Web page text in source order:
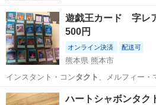
遊戯王カード 字レ
500円
オンライン決済 配送可
熊本県 熊本市
インスタント・コンタクト
、メルフィー
タクト×2 ・現世離レ…
熊本 熊本市 カードゲーム カー
ハートシャボンタ